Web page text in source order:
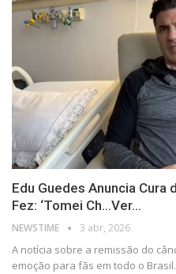
Edu Guedes Anuncia Cura
Fez: ‘Tomei Ch…Ver…
NEWSTIME 3 abr, 2026
A notícia sobre a remissão do
emoção para fãs em todo o